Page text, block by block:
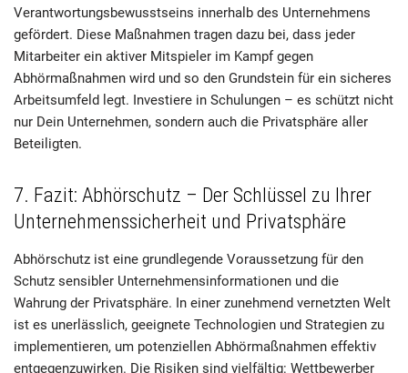
Verantwortungsbewusstseins innerhalb des Unternehmens
gefördert. Diese Maßnahmen tragen dazu bei, dass jeder
Mitarbeiter ein aktiver Mitspieler im Kampf gegen
Abhörmaßnahmen wird und so den Grundstein für ein sicheres
Arbeitsumfeld legt. Investiere in Schulungen – es schützt nicht
nur Dein Unternehmen, sondern auch die Privatsphäre aller
Beteiligten.
7. Fazit: Abhörschutz – Der Schlüssel zu Ihrer
Unternehmenssicherheit und Privatsphäre
Abhörschutz ist eine grundlegende Voraussetzung für den
Schutz sensibler Unternehmensinformationen und die
Wahrung der Privatsphäre. In einer zunehmend vernetzten Welt
ist es unerlässlich, geeignete Technologien und Strategien zu
implementieren, um potenziellen Abhörmaßnahmen effektiv
entgegenzuwirken. Die Risiken sind vielfältig: Wettbewerber